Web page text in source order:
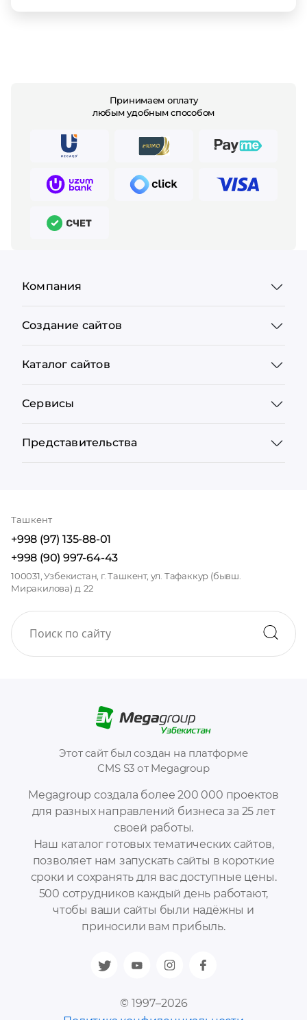
Принимаем оплату
любым удобным способом
Megagroup создала более 200 000 проектов
для разных направлений бизнеса за 25 лет
своей работы.
Наш каталог готовых тематических сайтов,
позволяет нам запускать сайты в короткие
сроки и сохранять для вас доступные цены.
500 сотрудников каждый день работают,
чтобы ваши сайты были надёжны и
приносили вам прибыль.
© 1997–2026
Этот сайт был создан на платформе
CMS S3 от Megagroup
Компания
Создание сайтов
Каталог сайтов
Сервисы
Представительства
Ташкент
+998 (97) 135-88-01
+998 (90) 997-64-43
100031, Узбекистан, г. Ташкент, ул. Тафаккур (бывш.
Миракилова) д. 22